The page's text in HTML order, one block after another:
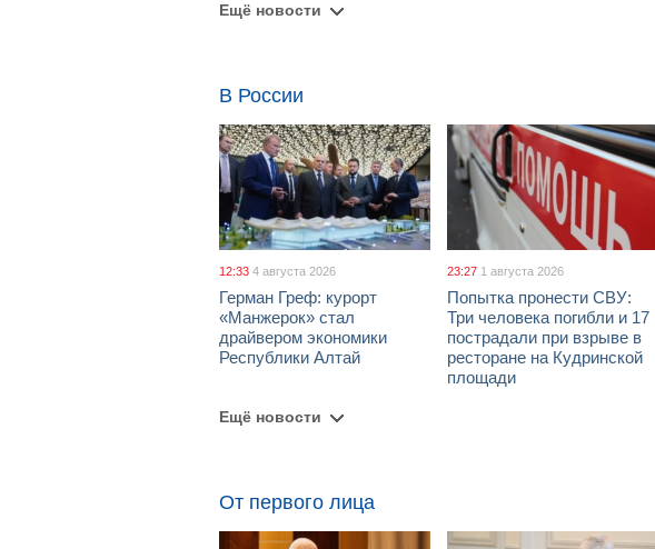
Ещё новости
В России
12:33 4 августа 2026
Герман Греф: курорт
«Манжерок» стал
драйвером экономики
Республики Алтай
23:27 1 августа 2026
Попытка пронести СВУ:
Три человека погибли и 17
пострадали при взрыве в
ресторане на Кудринской
площади
Ещё новости
От первого лица